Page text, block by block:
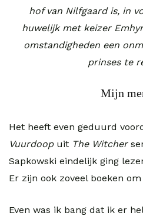
hof van Nilfgaard is, in
huwelijk met keizer
omstandigheden een
prinses te
Mijn
Het heeft even geduurd
Vuurdoop uit The Witcher
Sapkowski eindelijk ging
Er zijn ook zoveel boeken
Even was ik bang dat ik er